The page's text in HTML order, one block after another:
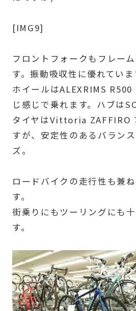
[IMG9]
フロントフォークもフレー
す。振動吸収性に優れていま
ホイールはALEXRIMS
じ感じで乗れます。ハブは
タイヤはVittoria ZAFFIRO
すが、安定性のあるバラン
ズ。
ロードバイクの走行性も兼
す。
街乗りにもツーリングにも
す。